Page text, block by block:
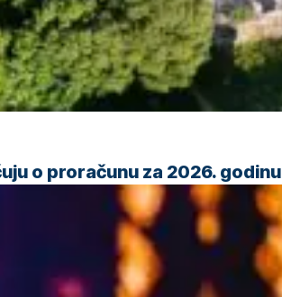
o proračunu za 2026. godinu